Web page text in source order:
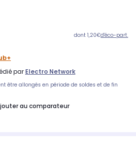
dont 1,20€d'éco-part.
par Electro Network
être allongés en période de soldes et de fin
au comparateur